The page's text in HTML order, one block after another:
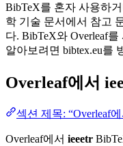
BibTeX를 혼자 사용하
학 기술 문서에서 참고
다. BibTeX와 Overleaf
알아보려면 bibtex.eu를
Overleaf에서
섹션 제목: “Overleaf
Overleaf에서 ieeetr